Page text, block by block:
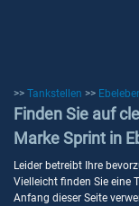
>> Tankstellen >>
Finden Sie auf
Marke Sprint in
Leider betreibt Ihre
Vielleicht finden Sie eine
Anfang dieser Seite